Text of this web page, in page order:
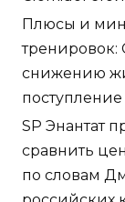
Плюсы и
тренировок:
снижению
SP Энантат
сравнить
по словам